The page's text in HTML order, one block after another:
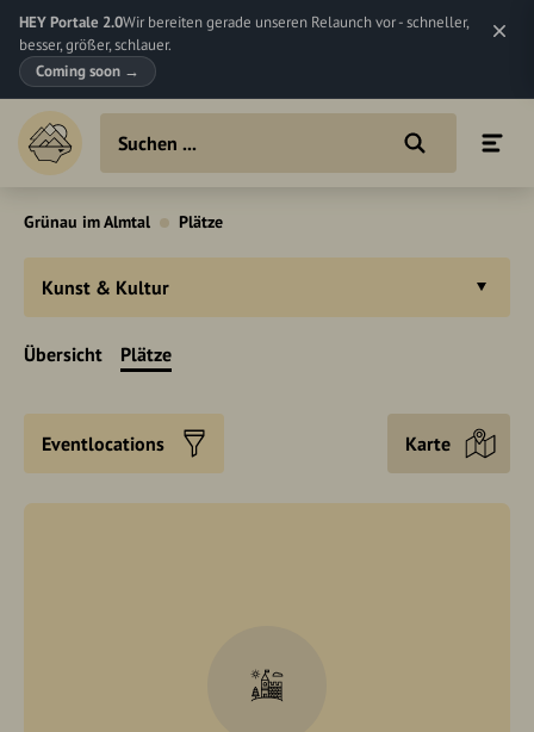
HEY Portale 2.0Wir bereiten gerade unseren Relaunch vor - schneller,
besser, größer, schlauer.
Coming soon →
Grünau im Almtal Plätze
Kunst & Kultur
Übersicht Plätze
Eventlocations Karte